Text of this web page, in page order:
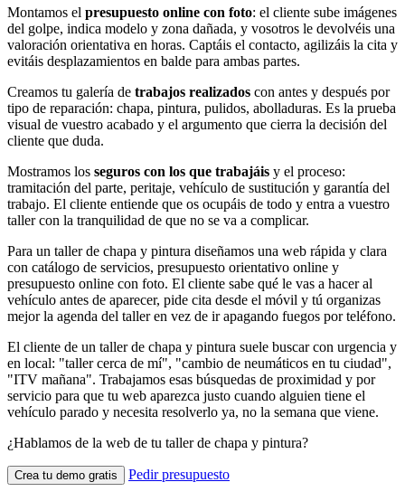
Montamos el presupuesto online con foto: el cliente sube imágenes
del golpe, indica modelo y zona dañada, y vosotros le devolvéis una
valoración orientativa en horas. Captáis el contacto, agilizáis la cita y
evitáis desplazamientos en balde para ambas partes.
Creamos tu galería de trabajos realizados con antes y después por
tipo de reparación: chapa, pintura, pulidos, abolladuras. Es la prueba
visual de vuestro acabado y el argumento que cierra la decisión del
cliente que duda.
Mostramos los seguros con los que trabajáis y el proceso:
tramitación del parte, peritaje, vehículo de sustitución y garantía del
trabajo. El cliente entiende que os ocupáis de todo y entra a vuestro
taller con la tranquilidad de que no se va a complicar.
Para un taller de chapa y pintura diseñamos una web rápida y clara
con catálogo de servicios, presupuesto orientativo online y
presupuesto online con foto. El cliente sabe qué le vas a hacer al
vehículo antes de aparecer, pide cita desde el móvil y tú organizas
mejor la agenda del taller en vez de ir apagando fuegos por teléfono.
El cliente de un taller de chapa y pintura suele buscar con urgencia y
en local: "taller cerca de mí", "cambio de neumáticos en tu ciudad",
"ITV mañana". Trabajamos esas búsquedas de proximidad y por
servicio para que tu web aparezca justo cuando alguien tiene el
vehículo parado y necesita resolverlo ya, no la semana que viene.
¿Hablamos de la web de tu taller de chapa y pintura?
Crea tu demo gratis Pedir presupuesto